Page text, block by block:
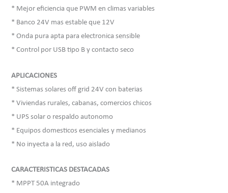
* Mejor eficiencia que PWM en climas variables
* Banco 24V mas estable que 12V
* Onda pura apta para electronica sensible
* Control por USB tipo B y contacto seco
APLICACIONES
* Sistemas solares off grid 24V con baterias
* Viviendas rurales, cabanas, comercios chicos
* UPS solar o respaldo autonomo
* Equipos domesticos esenciales y medianos
* No inyecta a la red, uso aislado
CARACTERISTICAS DESTACADAS
* MPPT 50A integrado